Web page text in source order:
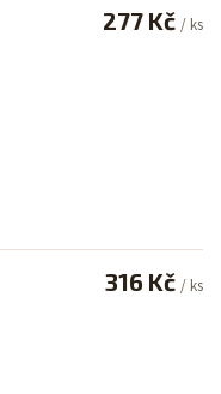
277 Kč / ks
316 Kč / ks